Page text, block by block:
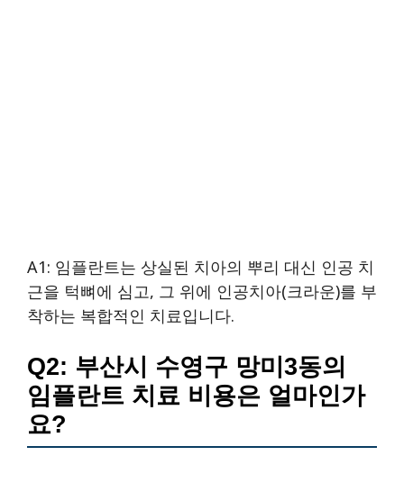
A1: 임플란트는 상실된 치아의 뿌리 대신 인공 치
근을 턱뼈에 심고, 그 위에 인공치아(크라운)를 부
착하는 복합적인 치료입니다.
Q2: 부산시 수영구 망미3동의
임플란트 치료 비용은 얼마인가
요?